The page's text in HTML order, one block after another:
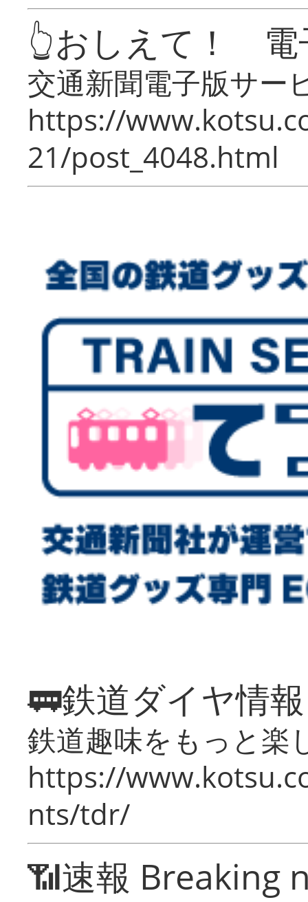
👆おしえて！ 電
交通新聞電子版サー
https://
21/post_4048.html
🚃鉄道ダイヤ情
鉄道趣味をもっと楽
https://
nts/tdr/
📶速報 Breaking